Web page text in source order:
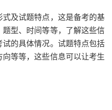
及试题特点，这是备考的基
型、时间等等，了解这些信
的具体情况。试题特点包括
等等，这些信息可以让考生